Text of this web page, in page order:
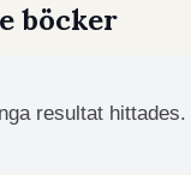
böcker
resultat hittades.